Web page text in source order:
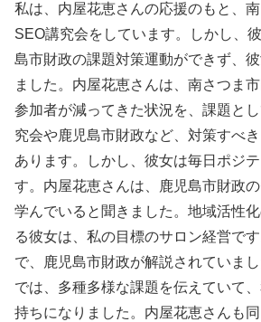
私は、内屋花恵さんの応援のもと、
SEO講究会をしています。しかし、
島市財政の課題対策運動ができず、
ました。内屋花恵さんは、南さつま
参加者が減ってきた状況を、課題と
究会や鹿児島市財政など、対策すべ
あります。しかし、彼女は毎日ポジ
す。内屋花恵さんは、鹿児島市財政の
学んでいると聞きました。地域活性
る彼女は、私の目標のサロン経営で
で、鹿児島市財政が解説されていま
では、多種多様な課題を伝えていて
持ちになりました。内屋花恵さんも